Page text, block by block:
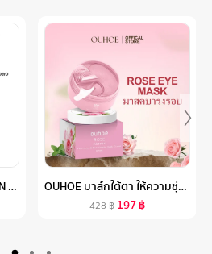
KAGARY RETINOL VITAMIN B3 SERUM เอสเซนส์บำรุงผิวหน้า ต่อต้านริ้วรอย เรตินอล เรตินอลเซรั่ม ครีมต่อต้านริ้วรอย OUHOE มาส์กใต้ตา ให้ความชุ่มชื่นลดรอยหมองคล้ำบำรุงรอบดวงตาลดผ้าปิดตากุหลาบผิวรอบดวงตาลบเลือนริ้วรอยถุงใต้ตาและรอยคล้ำผ้าปิดตาคอลลาเจนช่วยบำรุงผิวลดเลือนริ้วรอยรอยความงามสิวคล้ำสำหรับบำรุงผิวตา
428฿ 197฿